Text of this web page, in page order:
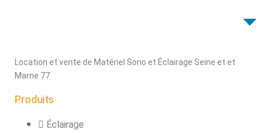
Location et vente de Matériel Sono et Éclairage Seine et et
Marne 77
Produits
Éclairage